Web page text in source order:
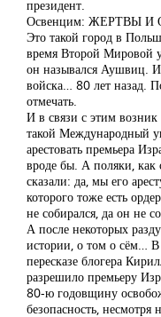
президент.
Освенцим: ЖЕРТВЫ
Это такой город в
время Второй Мировой
он назывался Аушвиц. И
войска… 80 лет назад.
отмечать.
И в связи с этим возник
такой Международный
арестовать премьера
вроде бы. А поляки,
сказали: да, мы его
которого тоже есть
не собирался, да он не
А после некоторых
истории, о том о сём…
пересказе блогера
разрешило премьеру
80-ю годовщину
безопасность,